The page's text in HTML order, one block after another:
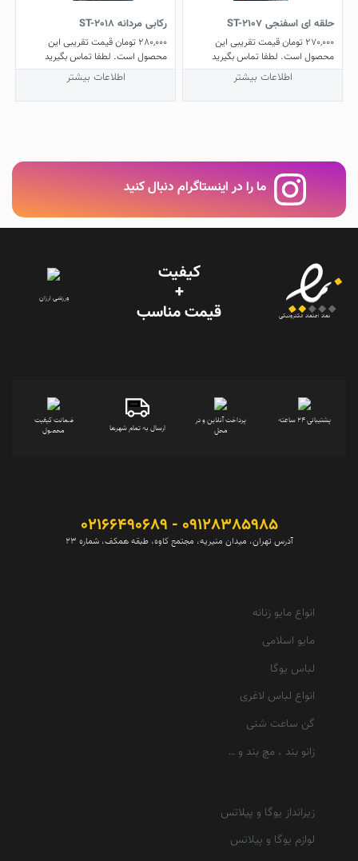
حلقه ای اسفنجی ST-2107
270,000 تومانقیمت تقریبی این
محصول است. لطفا تماس بگیرید
اطلاعات بیشتر
رکابی مردانه ST-2018
280,000 تومانقیمت تقریبی این
محصول است. لطفا تماس بگیرید
اطلاعات بیشتر
ما را در اینستاگرام دنبال کنید
نماد اعتماد الکترونیکی
کیفیت
+
قیمت‌ مناسب
ورزشی ارزان
پشتیبانی 24 ساعته
پرداخت آنلاین و در
محل
ارسال به تمام شهرها
ضمانت کیفیت
محصول
09128385985 - 02166490689
آدرس تهران، میدان منیریه، مجتمع کاوه، طبقه همکف، شماره 23
انواع مایو زنانه
مایو اسلامی
لباس یوگا
انواع لباس لاغری
گن ساعت شنی
زانو بند ، مچ بند و …
زیرانداز یوگا و پیلاتس
لوازم یوگا و پیلاتس